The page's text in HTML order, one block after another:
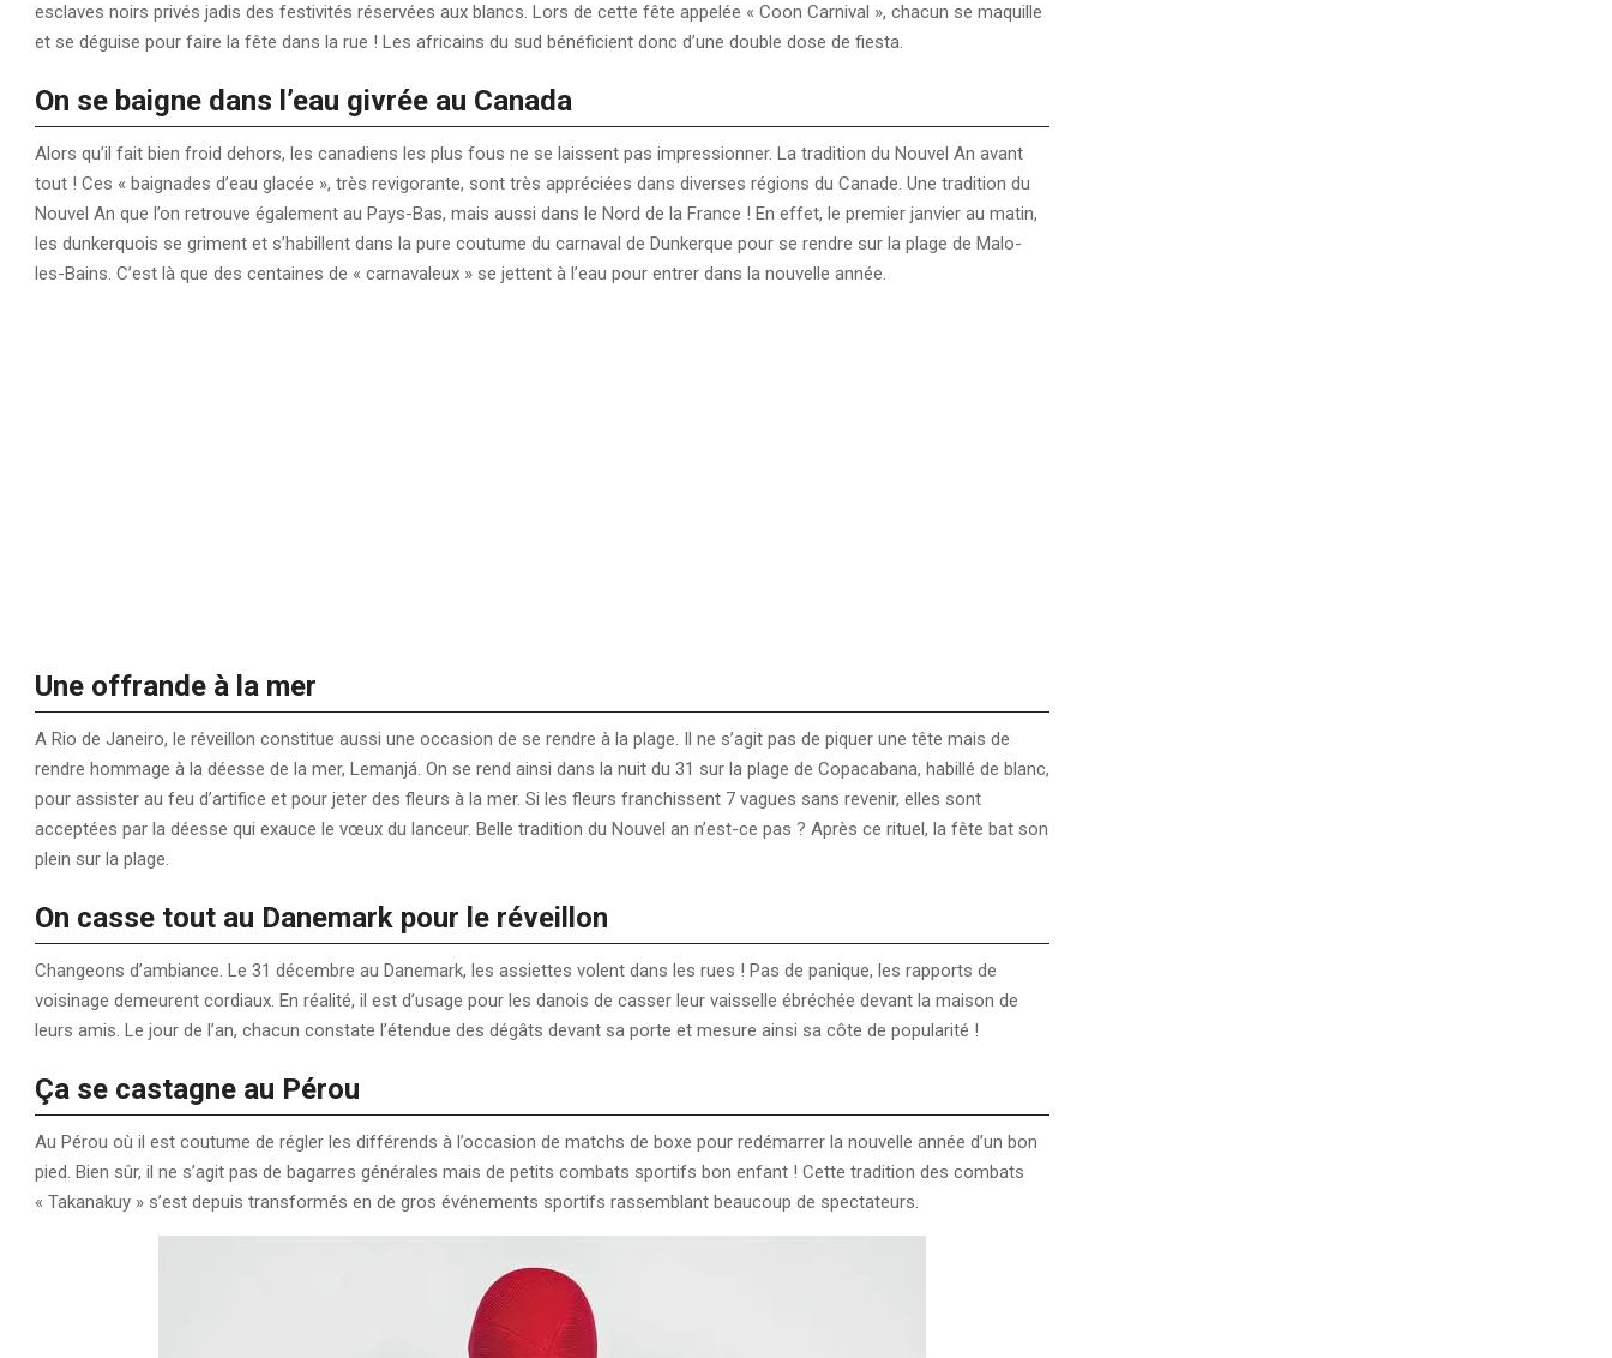
esclaves noirs privés jadis des festivités réservées aux blancs. Lors de cette fête appelée « Coon Carnival », chacun se maquille
et se déguise pour faire la fête dans la rue ! Les africains du sud bénéficient donc d’une double dose de fiesta.
On se baigne dans l’eau givrée au Canada
Alors qu’il fait bien froid dehors, les canadiens les plus fous ne se laissent pas impressionner. La tradition du Nouvel An avant
tout ! Ces « baignades d’eau glacée », très revigorante, sont très appréciées dans diverses régions du Canade. Une tradition du
Nouvel An que l’on retrouve également au Pays-Bas, mais aussi dans le Nord de la France ! En effet, le premier janvier au matin,
les dunkerquois se griment et s’habillent dans la pure coutume du carnaval de Dunkerque pour se rendre sur la plage de Malo-
les-Bains. C’est là que des centaines de « carnavaleux » se jettent à l’eau pour entrer dans la nouvelle année.
Une offrande à la mer
A Rio de Janeiro, le réveillon constitue aussi une occasion de se rendre à la plage. Il ne s’agit pas de piquer une tête mais de
rendre hommage à la déesse de la mer, Lemanjá. On se rend ainsi dans la nuit du 31 sur la plage de Copacabana, habillé de blanc,
pour assister au feu d’artifice et pour jeter des fleurs à la mer. Si les fleurs franchissent 7 vagues sans revenir, elles sont
acceptées par la déesse qui exauce le vœux du lanceur. Belle tradition du Nouvel an n’est-ce pas ? Après ce rituel, la fête bat son
plein sur la plage.
On casse tout au Danemark pour le réveillon
Changeons d’ambiance. Le 31 décembre au Danemark, les assiettes volent dans les rues ! Pas de panique, les rapports de
voisinage demeurent cordiaux. En réalité, il est d’usage pour les danois de casser leur vaisselle ébréchée devant la maison de
leurs amis. Le jour de l’an, chacun constate l’étendue des dégâts devant sa porte et mesure ainsi sa côte de popularité !
Ça se castagne au Pérou
Au Pérou où il est coutume de régler les différends à l’occasion de matchs de boxe pour redémarrer la nouvelle année d’un bon
pied. Bien sûr, il ne s’agit pas de bagarres générales mais de petits combats sportifs bon enfant ! Cette tradition des combats
« Takanakuy » s’est depuis transformés en de gros événements sportifs rassemblant beaucoup de spectateurs.